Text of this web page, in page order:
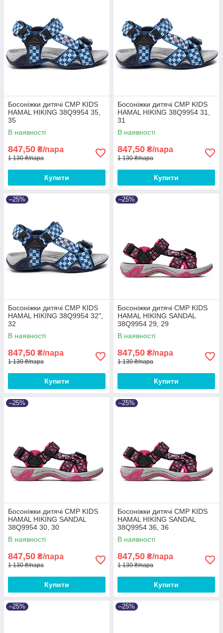
Босоніжки дитячі CMP KIDS
HAMAL HIKING 38Q9954 35,
35
В наявності
847,50 ₴/пара
1 130 ₴/пара
Купити
Босоніжки дитячі CMP KIDS
HAMAL HIKING 38Q9954 31,
31
В наявності
847,50 ₴/пара
1 130 ₴/пара
Купити
–25%
Босоніжки дитячі CMP KIDS
HAMAL HIKING 38Q9954 32",
32
В наявності
847,50 ₴/пара
1 130 ₴/пара
Купити
–25%
Босоніжки дитячі CMP KIDS
HAMAL HIKING SANDAL
38Q9954 29, 29
В наявності
847,50 ₴/пара
1 130 ₴/пара
Купити
–25%
Босоніжки дитячі CMP KIDS
HAMAL HIKING SANDAL
38Q9954 30, 30
В наявності
847,50 ₴/пара
1 130 ₴/пара
Купити
–25%
Босоніжки дитячі CMP KIDS
HAMAL HIKING SANDAL
38Q9954 36, 36
В наявності
847,50 ₴/пара
1 130 ₴/пара
Купити
–25% –25%